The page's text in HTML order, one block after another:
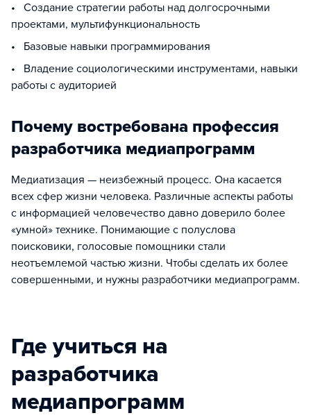
• Создание стратегии работы над долгосрочными
проектами, мультифункциональность
• Базовые навыки программирования
• Владение социологическими инструментами, навыки
работы с аудиторией
Почему востребована профессия
разработчика медиапрограмм
Медиатизация — неизбежный процесс. Она касается
всех сфер жизни человека. Различные аспекты работы
с информацией человечество давно доверило более
«умной» технике. Понимающие с полуслова
поисковики, голосовые помощники стали
неотъемлемой частью жизни. Чтобы сделать их более
совершенными, и нужны разработчики медиапрограмм.
Где учиться на
разработчика
медиапрограмм